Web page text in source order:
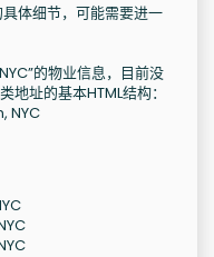
体细节，可能需要进一
的物业信息，目前没
址的基本HTML结构：
NYC